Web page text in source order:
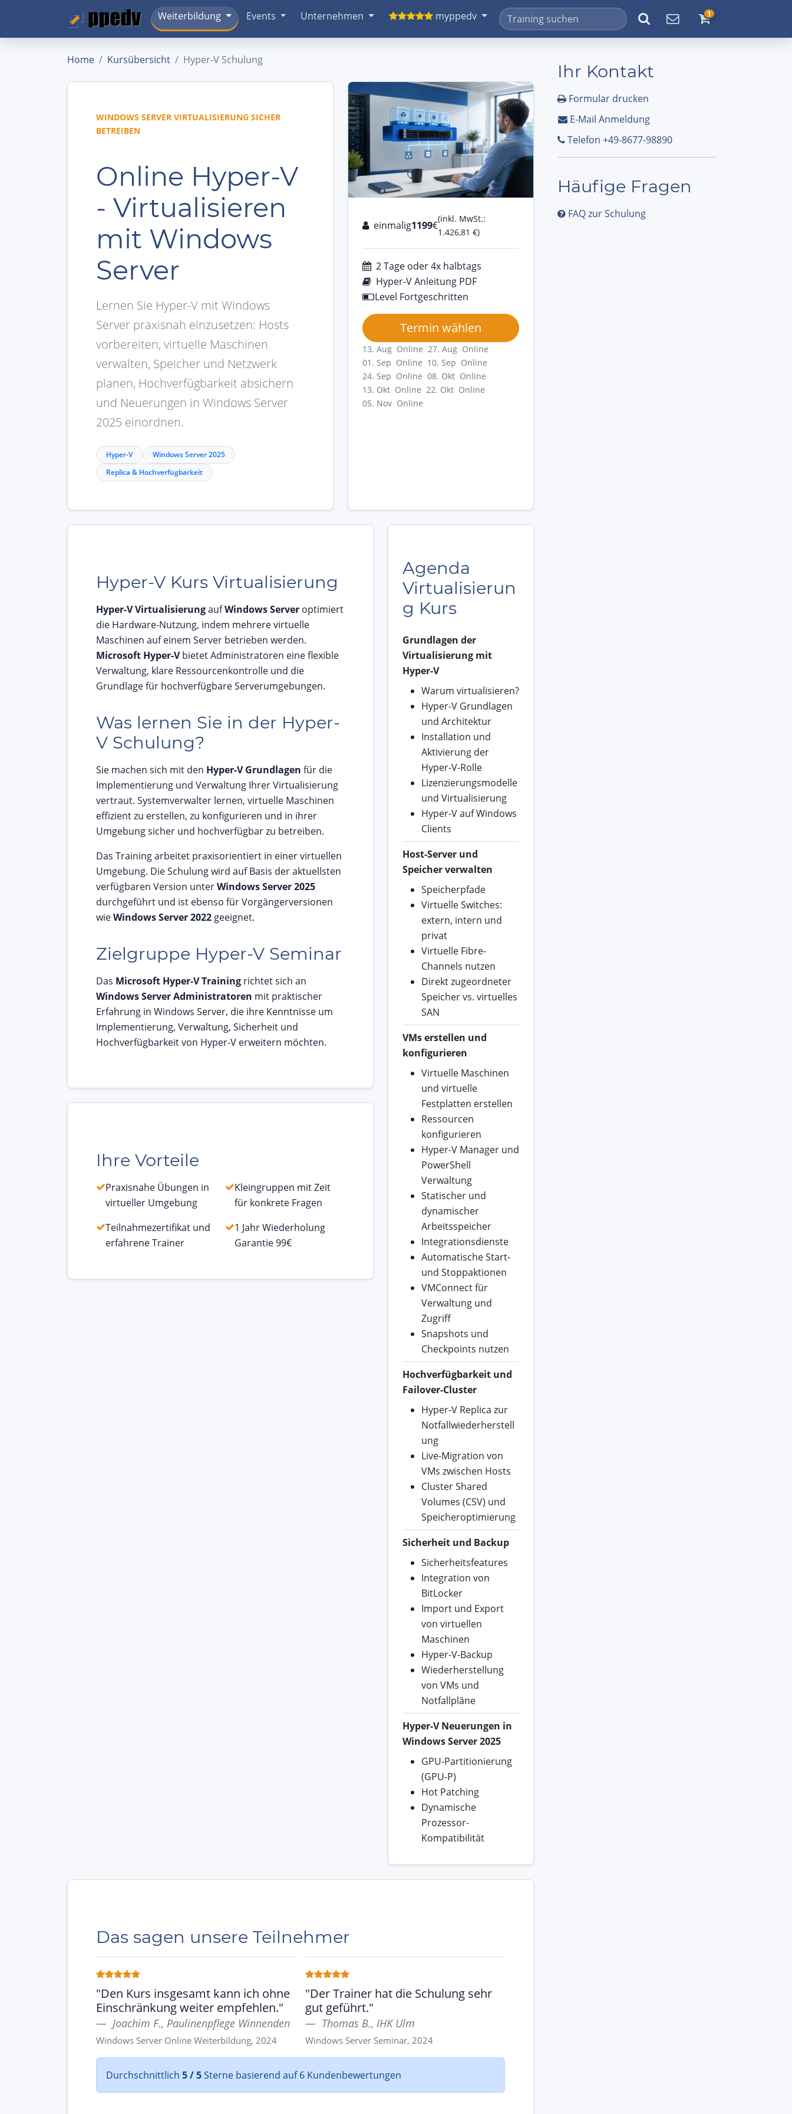
Weiterbildung Events Unternehmen myppedv 1
Home Kursübersicht Hyper-V Schulung
WINDOWS SERVER VIRTUALISIERUNG SICHER
BETREIBEN
Online Hyper-V
- Virtualisieren
mit Windows
Server
Lernen Sie Hyper-V mit Windows
Server praxisnah einzusetzen: Hosts
vorbereiten, virtuelle Maschinen
verwalten, Speicher und Netzwerk
planen, Hochverfügbarkeit absichern
und Neuerungen in Windows Server
2025 einordnen.
Hyper-V
Windows Server 2025
Replica & Hochverfügbarkeit
einmalig1199€
(inkl. MwSt.:
1.426,81 €)
2 Tage oder 4x halbtags
Hyper-V Anleitung PDF
Level Fortgeschritten
Termin wählen
13. Aug Online 27. Aug Online
01. Sep Online 10. Sep Online
24. Sep Online 08. Okt Online
13. Okt Online 22. Okt Online
05. Nov Online
Hyper-V Kurs Virtualisierung
Hyper-V VirtualisierungaufWindows Server optimiert
die Hardware-Nutzung, indem mehrere virtuelle
Maschinen auf einem Server betrieben werden.
Microsoft Hyper-Vbietet Administratoren eine flexible
Verwaltung, klare Ressourcenkontrolle und die
Grundlage für hochverfügbare Serverumgebungen.
Was lernen Sie in der Hyper-
V Schulung?
Sie machen sich mit den Hyper-V Grundlagen für die
Implementierung und Verwaltung Ihrer Virtualisierung
vertraut. Systemverwalter lernen, virtuelle Maschinen
effizient zu erstellen, zu konfigurieren und in ihrer
Umgebung sicher und hochverfügbar zu betreiben.
Das Training arbeitet praxisorientiert in einer virtuellen
Umgebung. Die Schulung wird auf Basis der aktuellsten
verfügbaren Version unterWindows Server 2025
durchgeführt und ist ebenso für Vorgängerversionen
wieWindows Server 2022 geeignet.
Zielgruppe Hyper-V Seminar
Das Microsoft Hyper-V Training richtet sich an
Windows Server Administratoren mit praktischer
Erfahrung in Windows Server, die ihre Kenntnisse um
Implementierung, Verwaltung, Sicherheit und
Hochverfügbarkeit von Hyper-V erweitern möchten.
Ihre Vorteile
Praxisnahe Übungen in
virtueller Umgebung
Kleingruppen mit Zeit
für konkrete Fragen
Teilnahmezertifikat und
erfahrene Trainer
1 Jahr Wiederholung
Garantie 99€
Agenda
Virtualisierun
g Kurs
Grundlagen der
Virtualisierung mit
Hyper-V
Warum virtualisieren?
Hyper-V Grundlagen
und Architektur
Installation und
Aktivierung der
Hyper-V-Rolle
Lizenzierungsmodelle
und Virtualisierung
Hyper-V auf Windows
Clients
Host-Server und
Speicher verwalten
Speicherpfade
Virtuelle Switches:
extern, intern und
privat
Virtuelle Fibre-
Channels nutzen
Direkt zugeordneter
Speicher vs. virtuelles
SAN
VMs erstellen und
konfigurieren
Virtuelle Maschinen
und virtuelle
Festplatten erstellen
Ressourcen
konfigurieren
Hyper-V Manager und
PowerShell
Verwaltung
Statischer und
dynamischer
Arbeitsspeicher
Integrationsdienste
Automatische Start-
und Stoppaktionen
VMConnect für
Verwaltung und
Zugriff
Snapshots und
Checkpoints nutzen
Hochverfügbarkeit und
Failover-Cluster
Hyper-V Replica zur
Notfallwiederherstell
ung
Live-Migration von
VMs zwischen Hosts
Cluster Shared
Volumes (CSV) und
Speicheroptimierung
Sicherheit und Backup
Sicherheitsfeatures
Integration von
BitLocker
Import und Export
von virtuellen
Maschinen
Hyper-V-Backup
Wiederherstellung
von VMs und
Notfallpläne
Hyper-V Neuerungen in
Windows Server 2025
GPU-Partitionierung
(GPU-P)
Hot Patching
Dynamische
Prozessor-
Kompatibilität
Das sagen unsere Teilnehmer
"Den Kurs insgesamt kann ich ohne
Einschränkung weiter empfehlen."
Joachim F., Paulinenpflege Winnenden
Windows Server Online Weiterbildung, 2024
"Der Trainer hat die Schulung sehr
gut geführt."
Thomas B., IHK Ulm
Windows Server Seminar, 2024
Durchschnittlich 5 / 5Sterne basierend auf 6 Kundenbewertungen
Ihr Kontakt
Formular drucken
E-Mail Anmeldung
Telefon +49-8677-98890
Häufige Fragen
FAQ zur Schulung